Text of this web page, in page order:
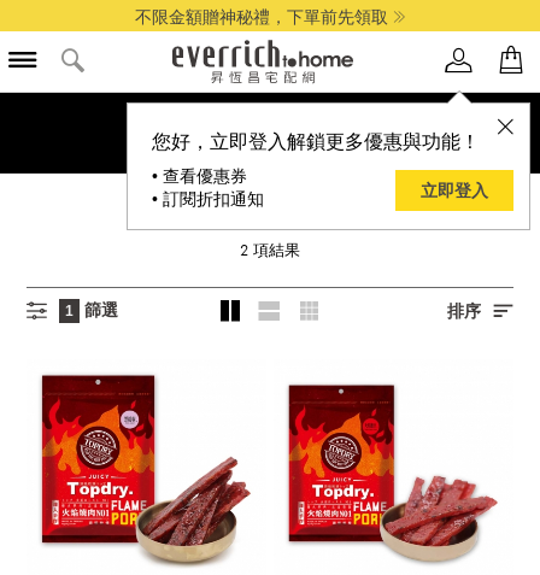
不限金額贈神秘禮，下單前先領取
您好，立即登入解鎖更多優惠與功能！
• 查看優惠券
• 訂閱折扣通知
立即登入
TOPDRY
2 項結果
1 篩選 排序